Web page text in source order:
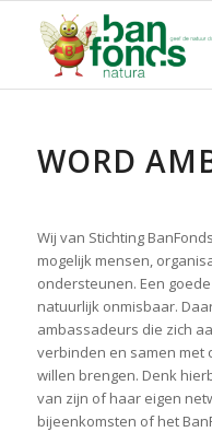
WORD
Wij van Stichting
mogelijk mensen,
ondersteunen. Een
natuurlijk onmisbaar.
ambassadeurs die zich
verbinden en samen met
willen brengen. Denk
van zijn of haar eigen
bijeenkomsten of het